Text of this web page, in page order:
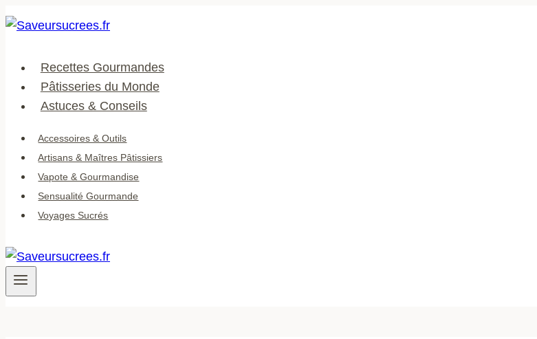
Aller
au
Recettes Gourmandes
Pâtisseries du Monde
Astuces & Conseils
Accessoires & Outils
Artisans & Maîtres Pâtissiers
Vapote & Gourmandise
Sensualité Gourmande
Voyages Sucrés